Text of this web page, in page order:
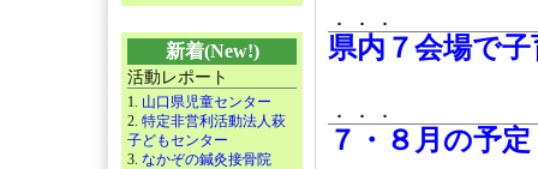
新着(New!)
活動レポート
1. 山口県児童センター
2. 特定非営利活動法人萩
子どもセンター
3. なかぞの鍼灸接骨院
．．．
県内７会場で
．．．
７・８月の予